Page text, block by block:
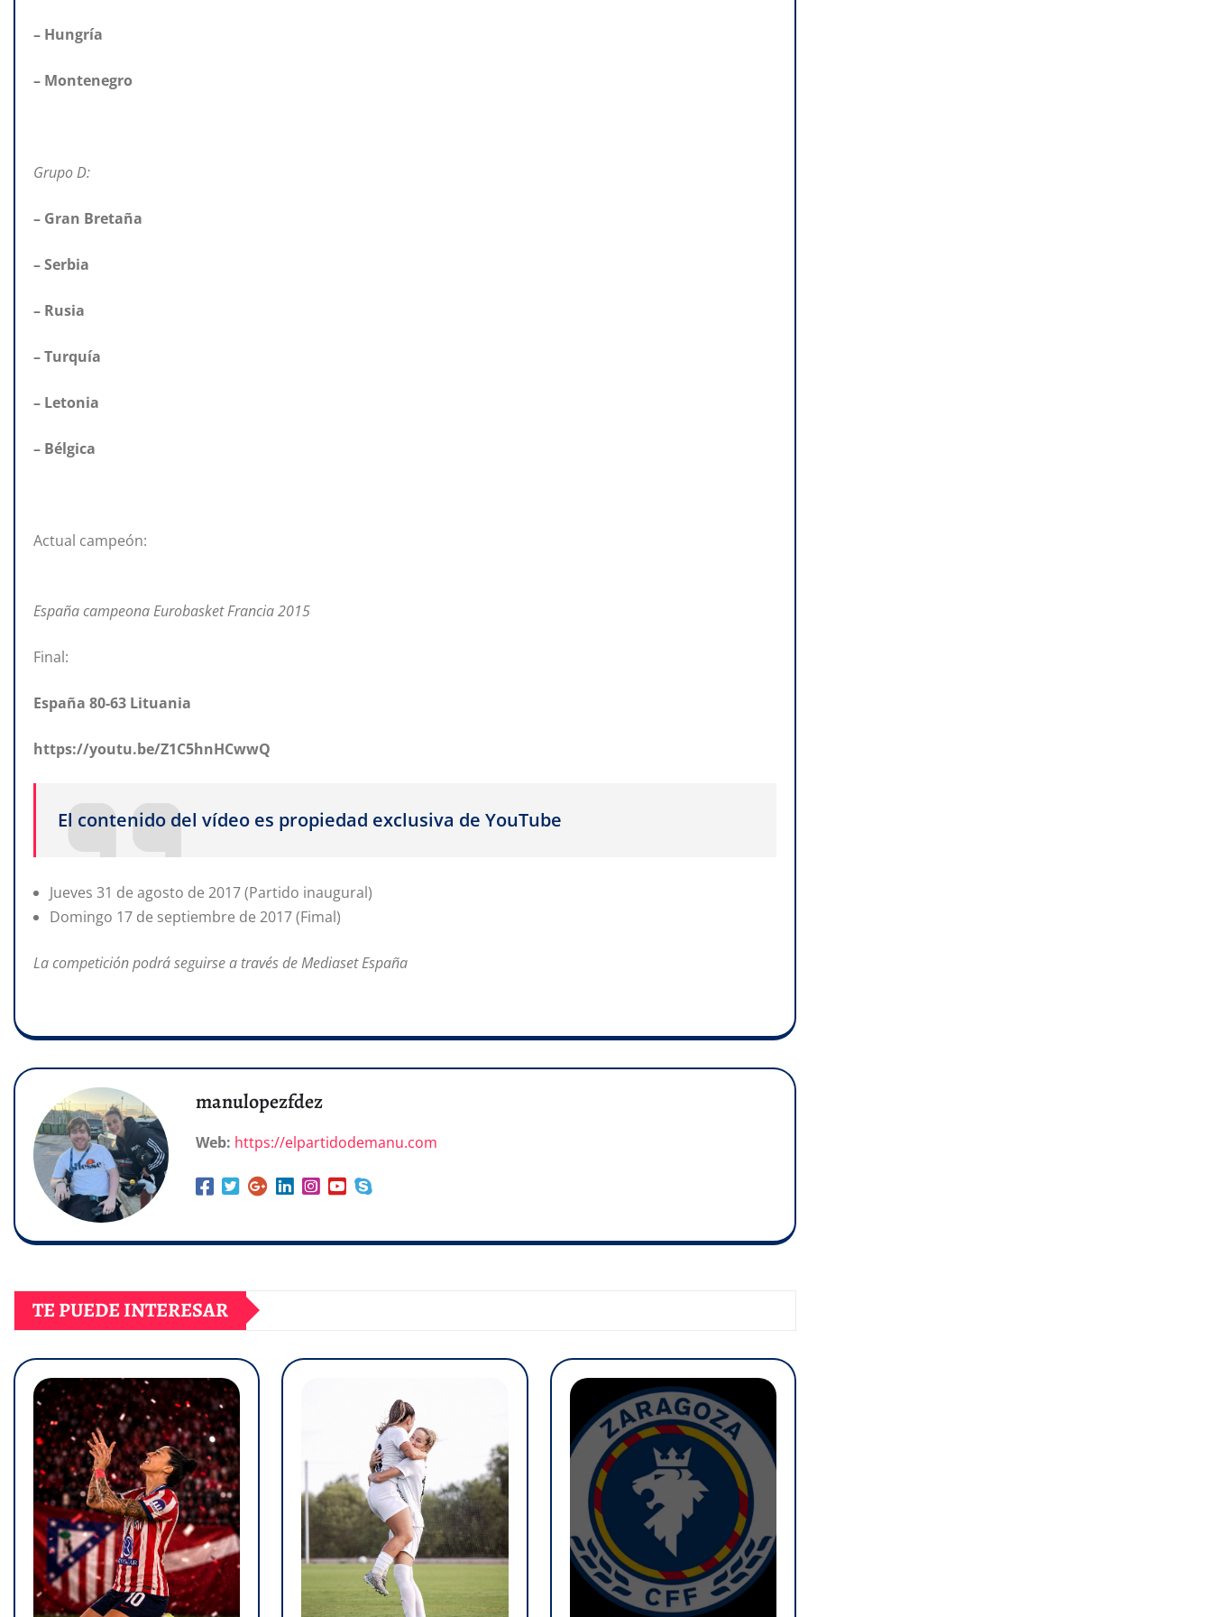
– Hungría
– Montenegro
Grupo D:
– Gran Bretaña
– Serbia
– Rusia
– Turquía
– Letonia
– Bélgica
Actual campeón:
España campeona Eurobasket Francia 2015
Final:
España 80-63 Lituania
https://youtu.be/Z1C5hnHCwwQ
El contenido del vídeo es propiedad exclusiva de YouTube
Jueves 31 de agosto de 2017 (Partido inaugural)
Domingo 17 de septiembre de 2017 (Fimal)
La competición podrá seguirse a través de Mediaset España
manulopezfdez
Web: https://elpartidodemanu.com
TE PUEDE INTERESAR